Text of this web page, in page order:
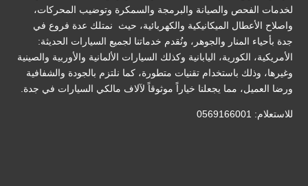
لخدمات الفحص والصيانة والبرمجة والسمكرة وتوضيب المحركات،
واصلاح الأعطال الميكانيكية والكهربائية، حيث نمتلك عدة فروع في
جدة بأحياء المنار والجوهر، ونُقدم خدماتنا لجميع السيارات الحديثة:
الأمريكية، الكورية، اليابانية وكذلك السيارات الألمانية والأوربية والصينية
وغيرها، وذلك باستخدام تقنيات متطورة، كما نلتزم بالجودة والشفافية
ورضا العميل، مما يجعلنا خياراً موثوقاً لآلاف مالكي السيارات في جدة.
للاستعلام: 0569166001